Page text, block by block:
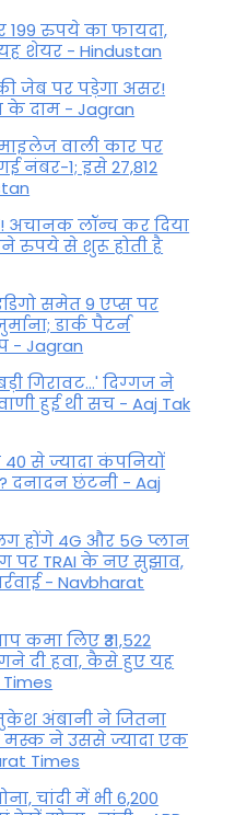
199 रुपये का फायदा,
शेयर - Hindustan
जेब पर पड़ेगा असर!
के दाम - Jagran
वाली कार पर
नंबर-1; इसे 27,812
अचानक लॉन्च कर दिया
रुपये से शुरू होती है
समेत 9 एप्स पर
डार्क पैटर्न
- Jagran
गिरावट...' दिग्‍गज ने
हुई थी सच - Aaj Tak
से ज्यादा कंपनियों
दनादन छंटनी - Aaj
होंगे 4G और 5G प्लान
पर TRAI के नए सुझाव,
- Navbharat
कमा लिए ₹31,522
दी हवा, कैसे हुए यह
अंबानी ने जितना
मस्क ने उससे ज्यादा एक
Times
चांदी में भी 6,200